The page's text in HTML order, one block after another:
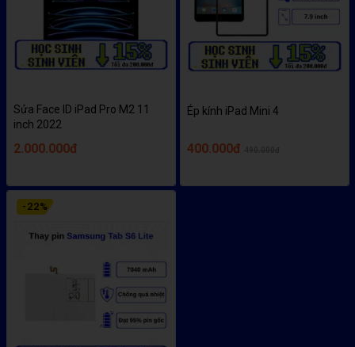
Sửa Face ID iPad Pro M2 11
inch 2022
2.000.000đ
Ép kính iPad Mini 4
400.000đ
- 22%